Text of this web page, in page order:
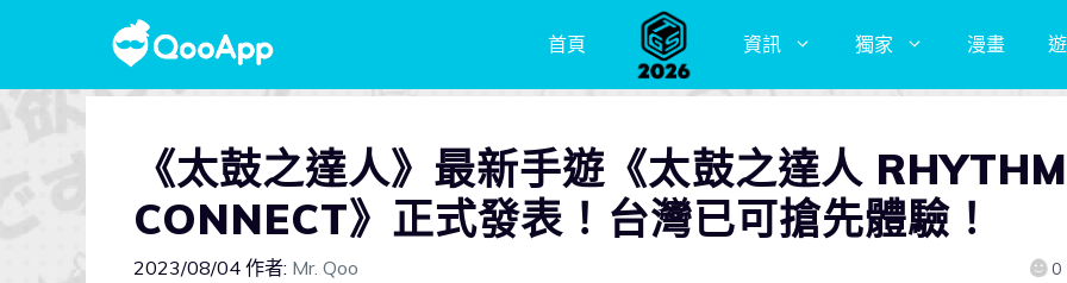
首頁 資訊 獨家 漫畫
《太鼓之達人》最新手遊《太鼓之達人 RHYTHM
CONNECT》正式發表！台灣已可搶先體驗！
2023/08/04 作者: Mr. Qoo 0